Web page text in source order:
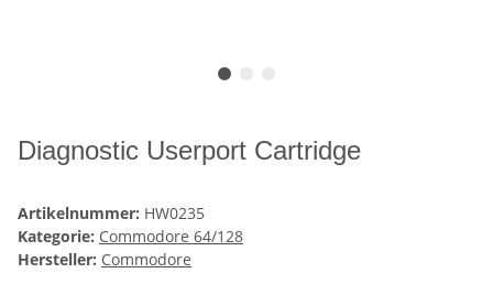
Diagnostic Userport Cartridge
Artikelnummer: HW0235
Kategorie: Commodore 64/128
Hersteller: Commodore